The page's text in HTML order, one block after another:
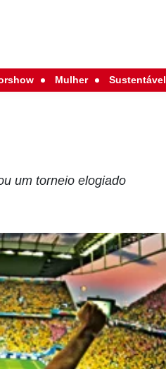
Mulher Sustentável
um torneio elogiado